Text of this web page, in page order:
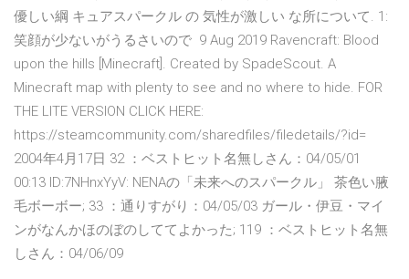
優しい綱 キュアスパークル の 気性が激しい な所について. 1:
笑顔が少ないがうるさいので 9 Aug 2019 Ravencraft: Blood
upon the hills [Minecraft]. Created by SpadeScout. A
Minecraft map with plenty to see and no where to hide. FOR
THE LITE VERSION CLICK HERE:
https://steamcommunity.com/sharedfiles/filedetails/?id=
2004年4月17日 32 ：ベストヒット名無しさん：04/05/01
00:13 ID:7NHnxYyV: NENAの「未来へのスパークル」 茶色い腋
毛ボーボー; 33 ：通りすがり：04/05/03 ガール・伊豆・マイ
ンがなんかほのぼのしててよかった; 119 ：ベストヒット名無
しさん：04/06/09